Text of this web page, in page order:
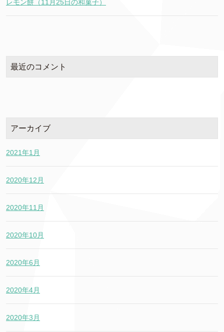
レモン餅（11月25日の和菓子）
最近のコメント
アーカイブ
2021年1月
2020年12月
2020年11月
2020年10月
2020年6月
2020年4月
2020年3月